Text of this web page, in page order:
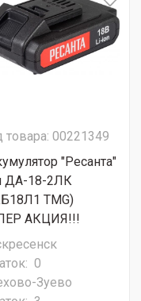
товара: 00221349
"Ресанта"
ДА-18-2ЛК
TMG)
АКЦИЯ!!!
0
Зуево